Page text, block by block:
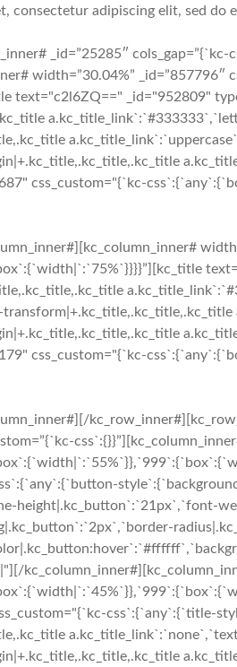
consectetur adipiscing elit, sed
_id=”25285″
width=”30.04%”
text="c2l6ZQ==" _id="952809"
css_custom="{`kc-
css_custom="{`kc-
height|.kc_button`:`21px`,`font-
css`:{`any`:{`title-